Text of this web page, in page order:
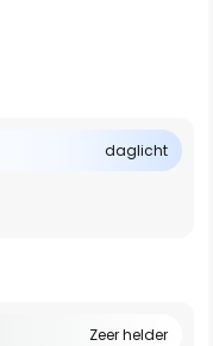
daglicht
Zeer helder